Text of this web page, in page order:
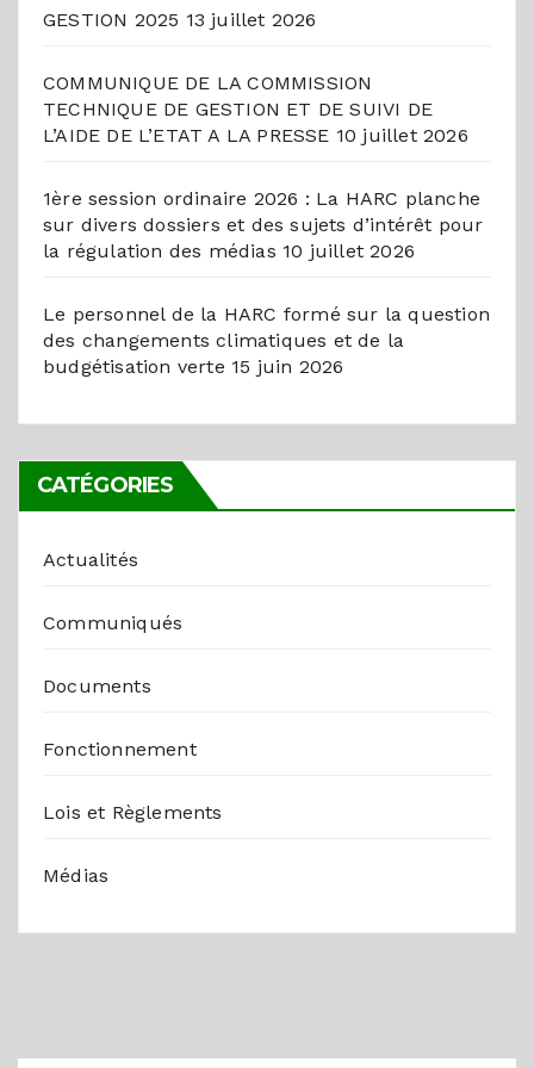
GESTION 2025 13 juillet 2026
COMMUNIQUE DE LA COMMISSION
TECHNIQUE DE GESTION ET DE SUIVI DE
L’AIDE DE L’ETAT A LA PRESSE 10 juillet 2026
1ère session ordinaire 2026 : La HARC planche
sur divers dossiers et des sujets d’intérêt pour
la régulation des médias 10 juillet 2026
Le personnel de la HARC formé sur la question
des changements climatiques et de la
budgétisation verte 15 juin 2026
CATÉGORIES
Actualités
Communiqués
Documents
Fonctionnement
Lois et Règlements
Médias
ACTUALITÉS